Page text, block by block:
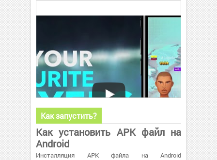
Как запустить?
Как установить APK файл на
Android
Инсталляция APK файла на Android